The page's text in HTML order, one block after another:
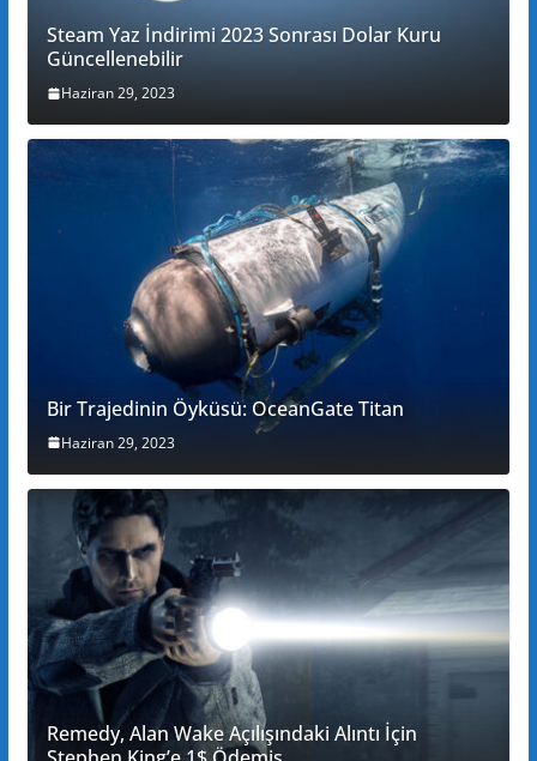
Steam Yaz İndirimi 2023 Sonrası Dolar Kuru
Güncellenebilir
Haziran 29, 2023
Bir Trajedinin Öyküsü: OceanGate Titan
Haziran 29, 2023
Remedy, Alan Wake Açılışındaki Alıntı İçin